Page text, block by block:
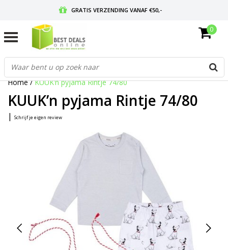
GRATIS VERZENDING VANAF €50,-
GRATIS RETOURNEREN EN 30 DAGEN BEDENKTIJD
0
Home/KUUK’n pyjama Rintje 74/80
KUUK’n pyjama Rintje 74/80
| Schrijf je eigen review